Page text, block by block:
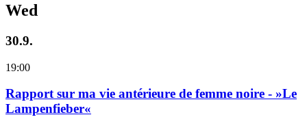
Wed
30.9.
19:00
Rapport sur ma vie antérieure de femme noire - »Le
Lampenfieber«